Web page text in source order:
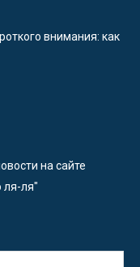
внимания: как
на сайте
ля-ля"